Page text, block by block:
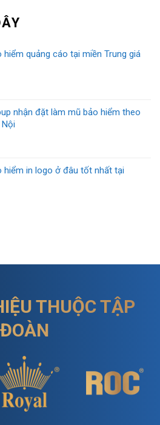
quảng cáo tại miền Trung giá
nhận đặt làm mũ bảo hiểm theo
hiểm in logo ở đâu tốt nhất tại
THUỘC TẬP
ĐOÀN